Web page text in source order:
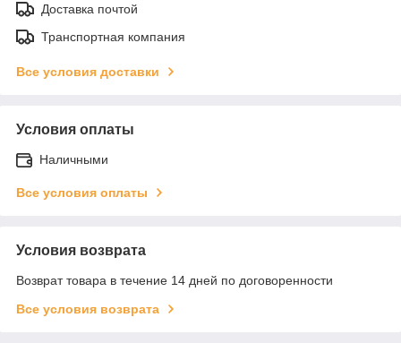
Доставка почтой
Транспортная компания
Все условия доставки
Условия оплаты
Наличными
Все условия оплаты
Условия возврата
Возврат товара в течение 14 дней по договоренности
Все условия возврата